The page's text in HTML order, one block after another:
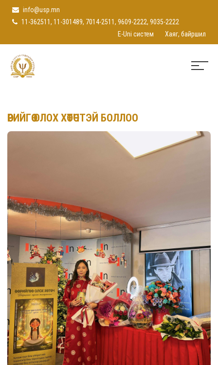
info@usp.mn
11-362511, 11-301489, 7014-2511, 9609-2222, 9035-2222
E-Uni систем
Хаяг, байршил
ӨӨРИЙГӨӨ ОЛОХ ХӨТӨЧТЭЙ БОЛЛОО